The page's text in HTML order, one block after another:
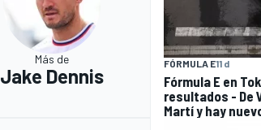
Más de
Jake Dennis
FÓRMULA E11 d
Fórmula E en
resultados - De
Martí y hay